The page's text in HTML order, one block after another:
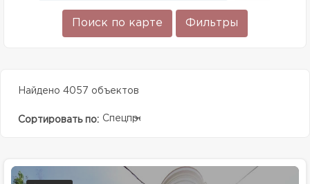
Поиск по карте Фильтры
Найдено 4057 объектов
Сортировать по: Спецпредолжение